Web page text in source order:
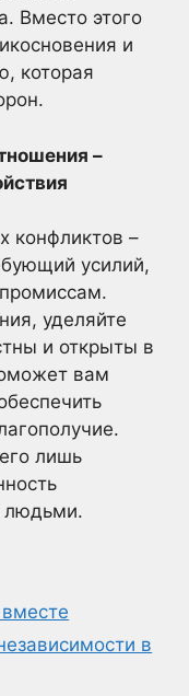
Вместо этого
и
которая
–
конфликтов –
усилий,
уделяйте
и открыты в
вам
лишь
людьми.
в